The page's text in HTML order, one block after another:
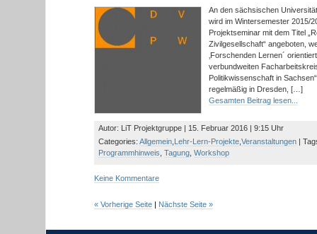
An den sächsischen
wird im Wintersemester 2015/
Projektseminar mit dem Titel
Zivilgesellschaft“ angeboten,
‚Forschenden Lernen´
verbundweiten
Politikwissenschaft in
regelmäßig in Dresden, […]
Gesamten Beitrag lesen...
Autor: LiT Projektgruppe | 15. Februar 2016 | 9:15 Uhr
Categories:Allgemein Lehr-Lern-Projekte ,Veranstaltungen |
Programmhinweis ,Tagung ,Workshop
Keine Kommentare
« Vorherige Seite | Nächste Seite »